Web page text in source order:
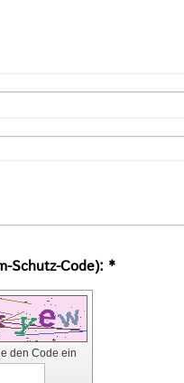
Captcha (Spam-Schutz-Code): *
den Code ein